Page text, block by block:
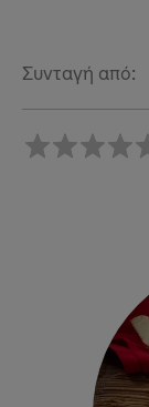
Συνταγή από: